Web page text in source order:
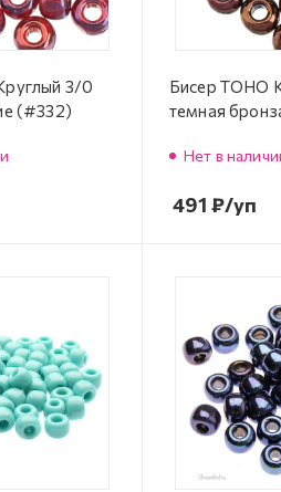
3/0
(#332)
Бисер TOHO
темная
Нет в
491 ₽/уп